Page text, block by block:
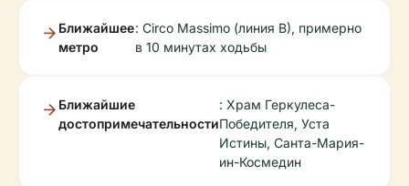
Ближайшее
метро
: Circo Massimo (линия B), примерно
в 10 минутах ходьбы
Ближайшие
достопримечательности
: Храм Геркулеса-
Победителя, Уста
Истины, Санта-Мария-
ин-Космедин